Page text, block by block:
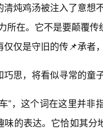
清炖鸡汤被注入了意
所在。它不是要颠覆
仅仅是守旧的传📌承者
巧思，将看似寻常的童
”，这个词在这里并
味的表达。它恰如其